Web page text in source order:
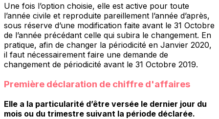
Une fois l’option choisie, elle est active pour toute
l’année civile et reproduite pareillement l’année d’après,
sous réserve d’une modification faite avant le 31 Octobre
de l’année précédant celle qui subira le changement. En
pratique, afin de changer la périodicité en Janvier 2020,
il faut nécessairement faire une demande de
changement de périodicité avant le 31 Octobre 2019.
Première déclaration de chiffre d'affaires
Elle a la particularité d’être versée le dernier jour du
mois ou du trimestre suivant la période déclarée.